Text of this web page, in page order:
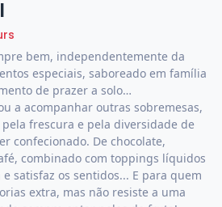
bem, independentemente da
especiais, saboreado em família
de prazer a solo…
a acompanhar outras sobremesas,
frescura e pela diversidade de
confecionado. De chocolate,
combinado com toppings líquidos
satisfaz os sentidos... E para quem
extra, mas não resiste a uma